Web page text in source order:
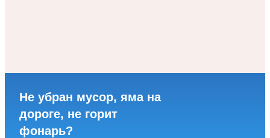
Не убран мусор, яма на
дороге, не горит
фонарь?